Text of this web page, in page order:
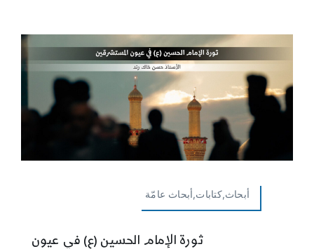
أبحاث,كتابات,أبحاث عامّة
ثورة الإمام الحسين (ع) في عيون